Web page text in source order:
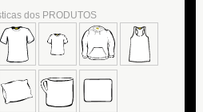
dos PRODUTOS